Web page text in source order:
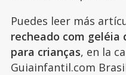
Puedes leer más
recheado com geléia
para crianças, en la
Guiainfantil.com